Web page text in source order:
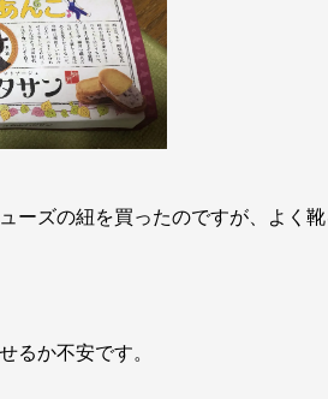
ーズの紐を買ったのですが、よく
るか不安です。